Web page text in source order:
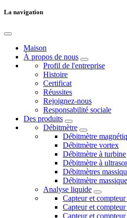
La navigation
Maison
À propos de nous
Profil de l'entreprise
Histoire
Certificat
Réussites
Rejoignez-nous
Responsabilité sociale
Des produits
Débitmètre
Débitmètre
Débitmètre vortex
Débitmètre à turbine
Débitmètre à
Débitmètres
Débitmètre
Analyse liquide
Capteur et
Capteur et
Capteur et